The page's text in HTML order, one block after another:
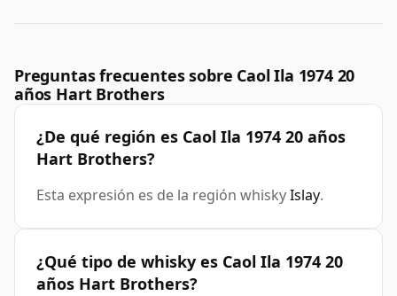
Preguntas frecuentes sobre Caol Ila 1974 20
años Hart Brothers
¿De qué región es Caol Ila 1974 20 años
Hart Brothers?
Esta expresión es de la región whiskyIslay.
¿Qué tipo de whisky es Caol Ila 1974 20
años Hart Brothers?